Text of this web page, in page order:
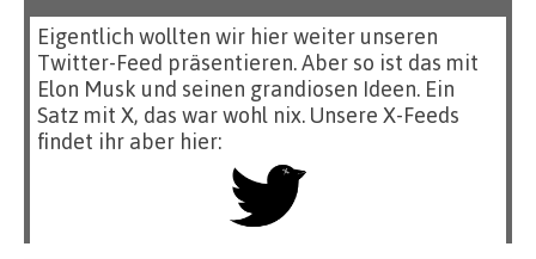
Eigentlich wollten wir hier weiter unseren
Twitter-Feed präsentieren. Aber so ist das mit
Elon Musk und seinen grandiosen Ideen. Ein
Satz mit X, das war wohl nix. Unsere X-Feeds
findet ihr aber hier: